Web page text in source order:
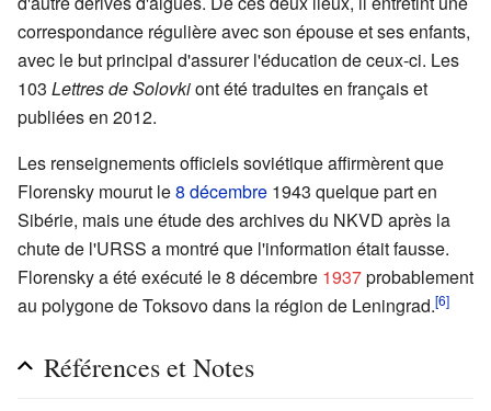
correspondance régulière avec son épouse et ses enfants,
avec le but principal d'assurer l'éducation de ceux-ci. Les
103 Lettres de Solovkiont été traduites en français et
publiées en 2012.
Les renseignements officiels soviétique affirmèrent que
Florensky mourut le8 décembre 1943 quelque part en
Sibérie, mais une étude des archives du NKVD après la
chute de l'URSS a montré que l'information était fausse.
Florensky a été exécuté le 8 décembre 1937probablement
au polygone de Toksovo dans la région de Leningrad.[6]
Références et Notes